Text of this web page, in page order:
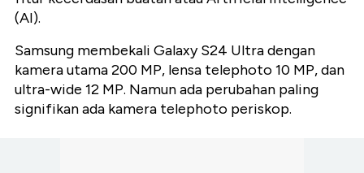
(AI).
Samsung membekali Galaxy S24 Ultra dengan
kamera utama 200 MP, lensa telephoto 10 MP, dan
ultra-wide 12 MP. Namun ada perubahan paling
signifikan ada kamera telephoto periskop.